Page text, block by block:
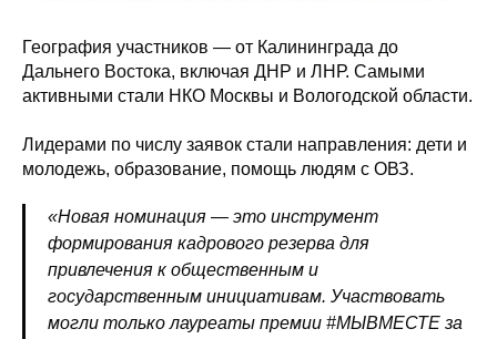
География участников — от Калининграда до
Дальнего Востока, включая ДНР и ЛНР. Самыми
активными стали НКО Москвы и Вологодской области.
Лидерами по числу заявок стали направления: дети и
молодежь, образование, помощь людям с ОВЗ.
«Новая номинация — это инструмент
формирования кадрового резерва для
привлечения к общественным и
государственным инициативам. Участвовать
могли только лауреаты премии #МЫВМЕСТЕ за